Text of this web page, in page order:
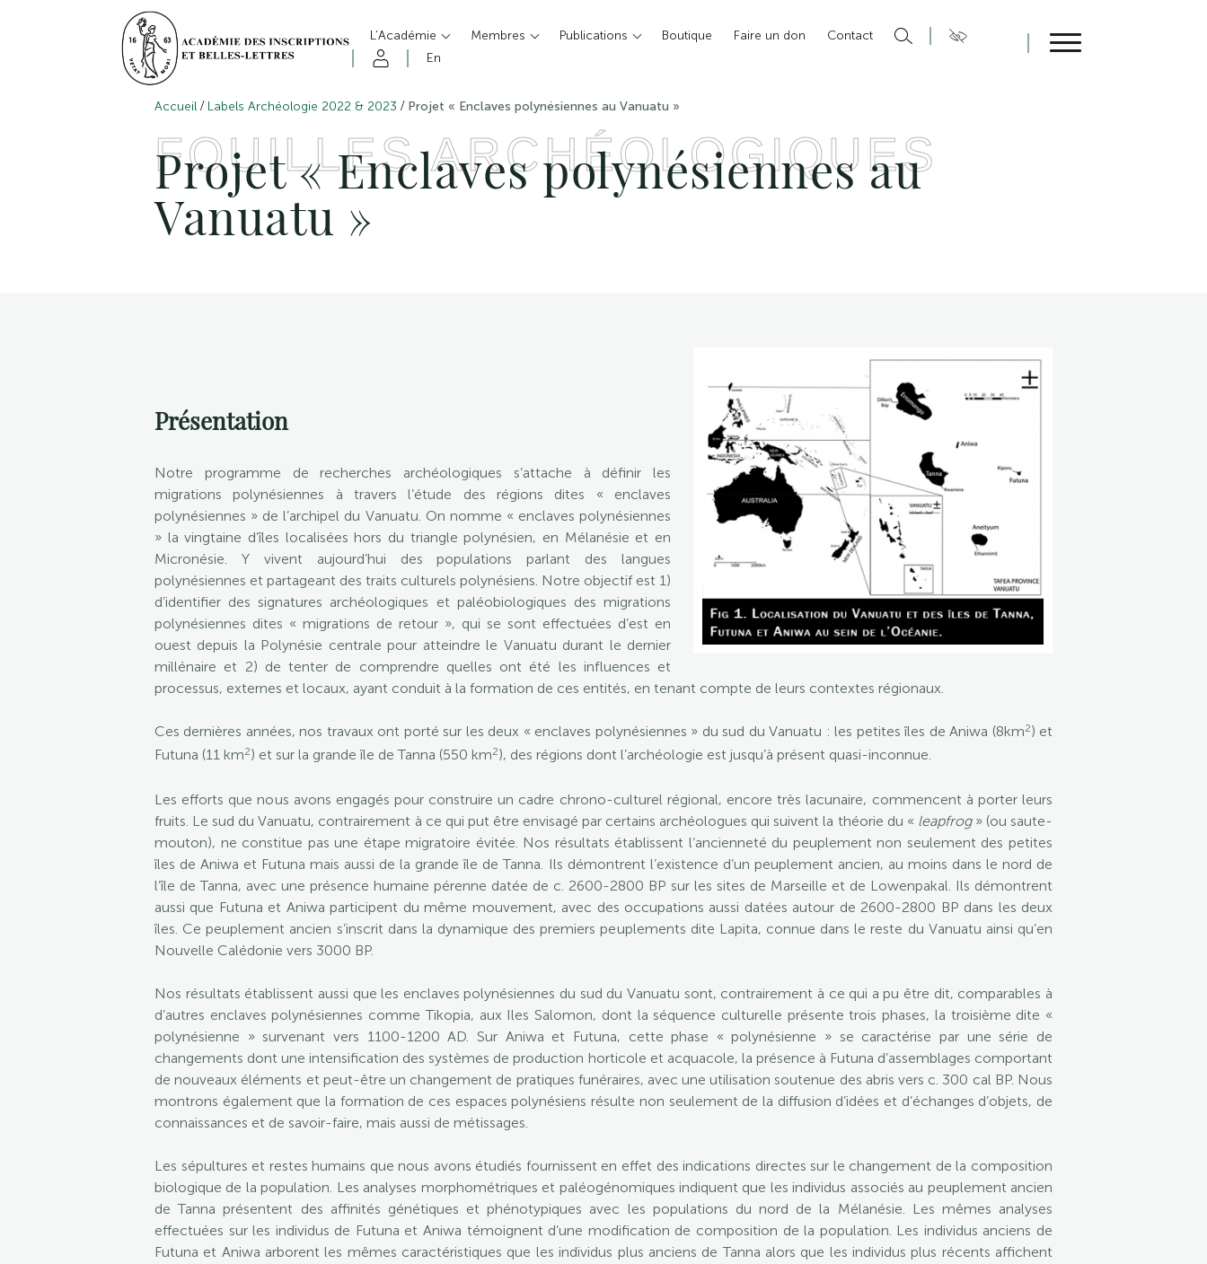
L’Académie Membres Publications Boutique Faire un don
Contact
En
Accueil / Labels Archéologie 2022 & 2023 / Projet « Enclaves polynésiennes au Vanuatu »
FOUILLES ARCHÉOLOGIQUES
Projet « Enclaves polynésiennes au
Vanuatu »
Présentation
Notre programme de recherches archéologiques s’attache à définir les
migrations polynésiennes à travers l’étude des régions dites « enclaves
polynésiennes » de l’archipel du Vanuatu. On nomme « enclaves polynésiennes
» la vingtaine d’îles localisées hors du triangle polynésien, en Mélanésie et en
Micronésie. Y vivent aujourd’hui des populations parlant des langues
polynésiennes et partageant des traits culturels polynésiens. Notre objectif est 1)
d’identifier des signatures archéologiques et paléobiologiques des migrations
polynésiennes dites « migrations de retour », qui se sont effectuées d’est en
ouest depuis la Polynésie centrale pour atteindre le Vanuatu durant le dernier
millénaire et 2) de tenter de comprendre quelles ont été les influences et
processus, externes et locaux, ayant conduit à la formation de ces entités, en tenant compte de leurs contextes régionaux.
Ces dernières années, nos travaux ont porté sur les deux « enclaves polynésiennes » du sud du Vanuatu : les petites îles de Aniwa (8km2) et
Futuna (11 km2) et sur la grande île de Tanna (550 km2), des régions dont l’archéologie est jusqu’à présent quasi-inconnue.
Les efforts que nous avons engagés pour construire un cadre chrono-culturel régional, encore très lacunaire, commencent à porter leurs
fruits. Le sud du Vanuatu, contrairement à ce qui put être envisagé par certains archéologues qui suivent la théorie du « leapfrog» (ou saute-
mouton), ne constitue pas une étape migratoire évitée. Nos résultats établissent l’ancienneté du peuplement non seulement des petites
îles de Aniwa et Futuna mais aussi de la grande île de Tanna. Ils démontrent l’existence d’un peuplement ancien, au moins dans le nord de
l’île de Tanna, avec une présence humaine pérenne datée de c. 2600-2800 BP sur les sites de Marseille et de Lowenpakal. Ils démontrent
aussi que Futuna et Aniwa participent du même mouvement, avec des occupations aussi datées autour de 2600-2800 BP dans les deux
îles. Ce peuplement ancien s’inscrit dans la dynamique des premiers peuplements dite Lapita, connue dans le reste du Vanuatu ainsi qu’en
Nouvelle Calédonie vers 3000 BP.
Nos résultats établissent aussi que les enclaves polynésiennes du sud du Vanuatu sont, contrairement à ce qui a pu être dit, comparables à
d’autres enclaves polynésiennes comme Tikopia, aux Iles Salomon, dont la séquence culturelle présente trois phases, la troisième dite «
polynésienne » survenant vers 1100-1200 AD. Sur Aniwa et Futuna, cette phase « polynésienne » se caractérise par une série de
changements dont une intensification des systèmes de production horticole et acquacole, la présence à Futuna d’assemblages comportant
de nouveaux éléments et peut-être un changement de pratiques funéraires, avec une utilisation soutenue des abris vers c. 300 cal BP. Nous
montrons également que la formation de ces espaces polynésiens résulte non seulement de la diffusion d’idées et d’échanges d’objets, de
connaissances et de savoir-faire, mais aussi de métissages.
Les sépultures et restes humains que nous avons étudiés fournissent en effet des indications directes sur le changement de la composition
biologique de la population. Les analyses morphométriques et paléogénomiques indiquent que les individus associés au peuplement ancien
de Tanna présentent des affinités génétiques et phénotypiques avec les populations du nord de la Mélanésie. Les mêmes analyses
effectuées sur les individus de Futuna et Aniwa témoignent d’une modification de composition de la population. Les individus anciens de
Futuna et Aniwa arborent les mêmes caractéristiques que les individus plus anciens de Tanna alors que les individus plus récents affichent